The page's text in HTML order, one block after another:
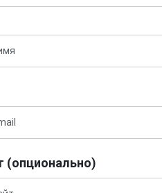
(опционально)